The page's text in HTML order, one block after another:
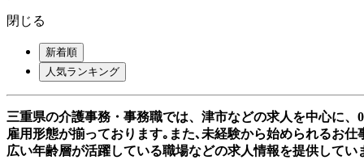
閉じる
新着順
人気ランキング
三重県の介護事務・事務職では、津市などの求人を中心に
雇用形態が揃っております｡また､未経験から始められるお
広い年齢層が活躍している職場などの求人情報を提供して